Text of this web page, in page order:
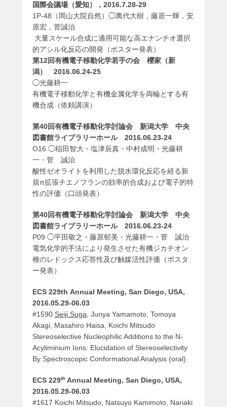
国際会議場（愛知），2016.7.28-29
1P-48（岡山大院自然）◯萬代大樹，藤居一輝，安
原宏，菅誠治
大量スケール合成に適用可能な高エナンチオ選択
的アシル化反応の開発（ポスター発表）
第12回有機電子移動化学若手の会 櫻家（新
潟） 2016.06.24-25
◯光藤耕一
有機電子移動化学と有機金属化学を両輪とする有
機合成（依頼講演）
第40回有機電子移動化学討論会 新潟大学 中央
図書館ライブラリーホール 2016.06.23-24
O16 ◯稲田智大・塩津辰真・中村成明・光藤耕
一・菅 誠治
酸性ゼオライトを利用した脱水環化反応を経る新
規π拡張チエノフランの効率的合成および電子的特
性の評価（口頭発表）
第40回有機電子移動化学討論会 新潟大学 中央
図書館ライブラリーホール 2016.06.23-24
P09 ◯平田敬之・藤原郁美・光藤耕一・菅 誠治
電気化学的手法により発生させた有機ジカチオン
種のレドックス応答性及び触媒活性評価（ポスタ
ー発表）
ECS 229th Annual Meeting, San Diego, USA,
2016.05.29-06.03
#1590 Seiji Suga , Junya Yamamoto, Tomoya
Akagi, Masahiro Haisa, Koichi Mitsudo
Stereoselective Nucleophilic Additions to the N-
Acyliminium Ions: Elucidation of Stereoselectivity
By Spectroscopic Conformational Analysis (oral)
ECS 229th Annual Meeting, San Diego, USA,
2016.05.29-06.03
#1617 Koichi Mitsudo, Natsuyo Kamimoto, Nariaki